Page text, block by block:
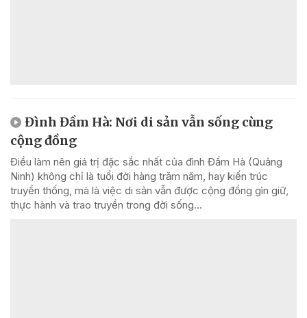
Đình Đầm Hà: Nơi di sản vẫn sống cùng
cộng đồng
Điều làm nên giá trị đặc sắc nhất của đình Đầm Hà (Quảng
Ninh) không chỉ là tuổi đời hàng trăm năm, hay kiến trúc
truyền thống, mà là việc di sản vẫn được cộng đồng gìn giữ,
thực hành và trao truyền trong đời sống...